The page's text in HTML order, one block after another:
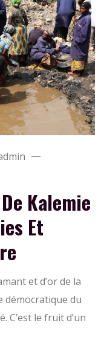
Kalemie
Et
et d’or de la
démocratique du
C’est le fruit d’un